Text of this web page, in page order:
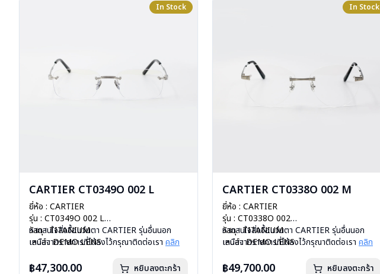
In Stock
CARTIER CT0349O 002 L
ยี่ห้อ : CARTIER
รุ่น : CT0349O 002 L
วัสดุ : TITANIUM
เลนส์ : DEMO LENS
น้ำหนัก : 24 กรัม
หากสนใจสั่งชื้อแว่นตา CARTIER รุ่นอื่นนอก
เหนือจากรายการที่ได้ลงไว้กรุณาติดต่อเรา คลิก
฿47,300.00 หยิบลงตะกร้า
In Stock
CARTIER CT0338O 002 M
ยี่ห้อ : CARTIER
รุ่น : CT0338O 002
วัสดุ : TITANIUM
เลนส์ : DEMO LENS
น้ำหนัก : 24 กรัม
หากสนใจสั่งชื้อแว่นตา CARTIER รุ่นอื่นนอก
เหนือจากรายการที่ได้ลงไว้กรุณาติดต่อเรา คลิก
฿49,700.00 หยิบลงตะกร้า